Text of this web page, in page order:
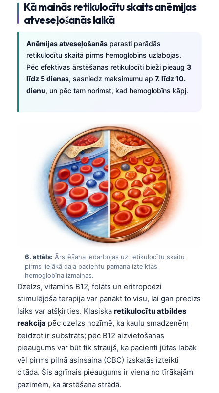
Kā mainās retikulocītu skaits anēmijas
atveseļošanās laikā
Anēmijas atveseļošanās parasti parādās
retikulocītu skaitā pirms hemoglobīns uzlabojas.
Pēc efektīvas ārstēšanas retikulocīti bieži pieaug 3
līdz 5 dienas, sasniedz maksimumu ap 7. līdz 10.
dienu, un pēc tam norimst, kad hemoglobīns kāpj.
6. attēls: Ārstēšana iedarbojas uz retikulocītu skaitu
pirms lielākā daļa pacientu pamana izteiktas
hemoglobīna izmaiņas.
Dzelzs, vitamīns B12, folāts un eritropoēzi
stimulējoša terapija var panākt to visu, lai gan precīzs
laiks var atšķirties. Klasiska retikulocītu atbildes
reakcija pēc dzelzs nozīmē, ka kaulu smadzenēm
beidzot ir substrāts; pēc B12 aizvietošanas
pieaugums var būt tik straujš, ka pacienti jūtas labāk
vēl pirms pilnā asinsaina (CBC) izskatās izteikti
citāda. Šis agrīnais pieaugums ir viena no tīrākajām
pazīmēm, ka ārstēšana strādā.
پښتو
سنڌي
অসমীয়া
Galego
Македонски јазик
Euskara
Gàidhlig
العربية المغربية
Afrikaans
Монгол
ພາສາລາວ
Basa Jawa
Cebuano
Беларуская мова
Esperanto
Frysk
Norsk bokmål